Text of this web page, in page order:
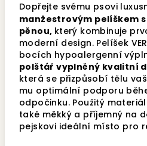
Dopřejte svému psovi
manžestrovým pelíškem
pěnou, který kombinuje
moderní design. Pelíšek
bocích hypoalergenní
polštář vyplněný kvalitní
která se přizpůsobí tělu
mu optimální podporu
odpočinku. Použitý
také měkký a příjemný na
pejskovi ideální místo pro